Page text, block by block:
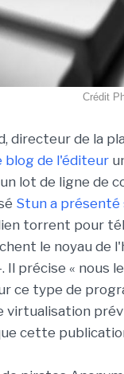
Crédit
directeur de la
blog de l'éditeur
lot de ligne de
Stun a
torrent pour
le noyau de
Il précise « nous
ce type de
virtualisation
cette